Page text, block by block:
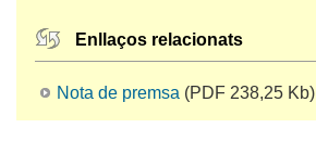
Enllaços relacionats
Nota de premsa (PDF 238,25 Kb)